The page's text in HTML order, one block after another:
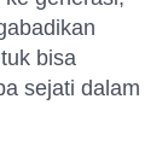
bisa
sejati dalam